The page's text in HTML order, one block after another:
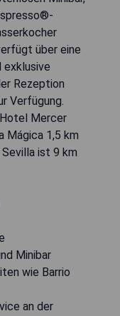
über eine
exklusive
Rezeption
Verfügung.
Mercer
Mágica 1,5 km
ist 9 km
Minibar
wie Barrio
an der